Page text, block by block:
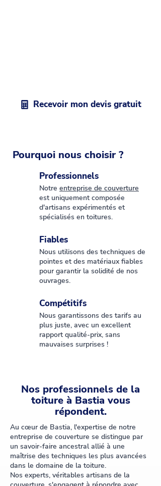
Recevoir mon devis gratuit
Pourquoi nous choisir ?
Professionnels
Notre entreprise de couverture
est uniquement composée
d'artisans expérimentés et
spécialisés en toitures.
Fiables
Nous utilisons des techniques de
pointes et des matériaux fiables
pour garantir la solidité de nos
ouvrages.
Compétitifs
Nous garantissons des tarifs au
plus juste, avec un excellent
rapport qualité-prix, sans
mauvaises surprises !
Nos professionnels de la
toiture à Bastia vous
répondent.
Au cœur de Bastia, l'expertise de notre
entreprise de couverture se distingue par
un savoir-faire ancestral allié à une
maîtrise des techniques les plus avancées
dans le domaine de la toiture.
Nos experts, véritables artisans de la